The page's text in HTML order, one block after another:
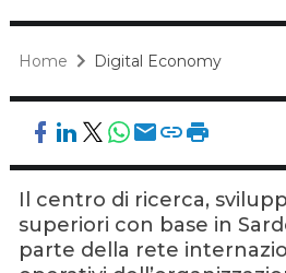
Home Digital Economy
Il centro di ricerca,
superiori con base in
parte della rete